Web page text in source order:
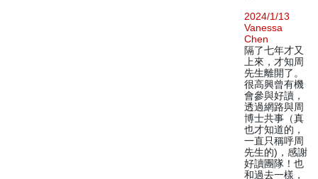
2024/1/13
Vanessa
Chen
隔了七年才又
上來，才知周
先生離開了。
很高興曾有機
會參與好讀，
透過網路與周
博士共事（真
也才知道的，
一直只稱呼周
先生的)，感謝
好讀團隊！也
和過去一樣，